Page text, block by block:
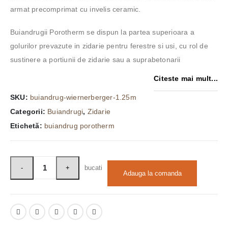
armat precomprimat cu invelis ceramic.
Buiandrugii Porotherm se dispun la partea superioara a
golurilor prevazute in zidarie pentru ferestre si usi, cu rol de
sustinere a portiunii de zidarie sau a suprabetonarii
Citeste mai mult...
SKU: buiandrug-wiernerberger-1.25m
Categorii: Buiandrugi, Zidarie
Etichetă: buiandrug porotherm
bucati
Adauga la comanda